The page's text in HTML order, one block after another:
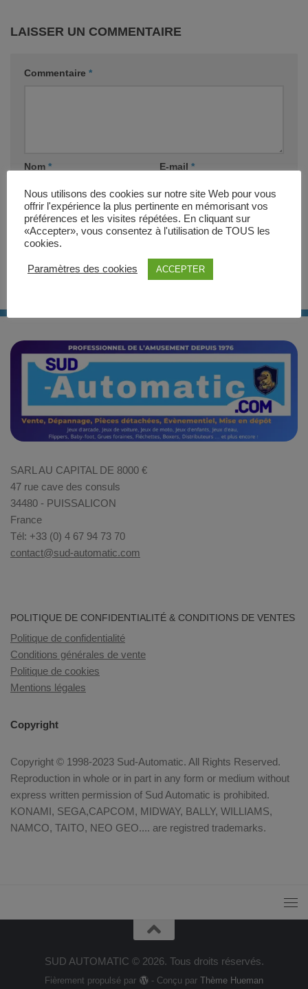
LAISSER UN COMMENTAIRE
Commentaire *
Nom * E-mail *
Site web
SARL AU CAPITAL DE 8000 €
47 rue cave des consuls
34480 - PUISSALICON
France
Tél: +33 (0) 4 67 94 73 70
contact@sud-automatic.com
POLITIQUE DE CONFIDENTIALITÉ & CONDITIONS DE VENTES
Politique de confidentialité
Conditions générales de vente
Politique de cookies
Mentions légales
Copyright
Copyright © 1998-2023 Sud-Automatic. All Rights Reserved.
Reproduction in whole or in part in any form or medium without
express written permission of Sud Automatic is prohibited.
KONAMI, SEGA,CAPCOM, MIDWAY, BALLY, WILLIAMS,
NAMCO, TAITO, NEO GEO.... are registred trademarks.
SUD AUTOMATIC © 2026. Tous droits réservés.
Fièrement propulsé par - Conçu par Thème Hueman
Nous utilisons des cookies sur notre site Web pour vous
offrir l'expérience la plus pertinente en mémorisant vos
préférences et les visites répétées. En cliquant sur
«Accepter», vous consentez à l'utilisation de TOUS les
cookies.
Paramètres des cookies ACCEPTER